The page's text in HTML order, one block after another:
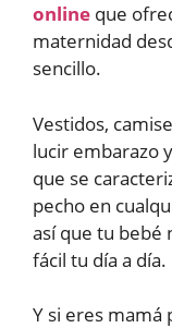
online que
maternidad
sencillo.
Vestidos,
lucir embarazo
que se
pecho en
así que tu bebé
fácil tu día a día.
Y si eres mamá